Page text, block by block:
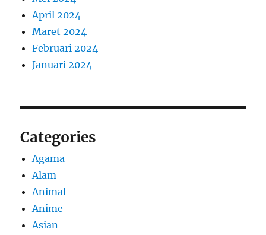
April 2024
Maret 2024
Februari 2024
Januari 2024
Categories
Agama
Alam
Animal
Anime
Asian